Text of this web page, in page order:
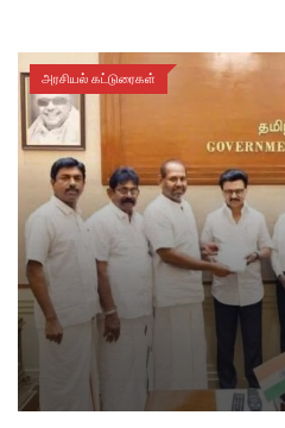
அரசியல் கட்டுரைகள்